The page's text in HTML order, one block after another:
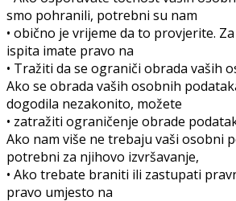
smo pohranili, potrebni su nam
• obično je vrijeme da to provjerite.
ispita imate pravo na
• Tražiti da se ograniči obrada vaših
Ako se obrada vaših osobnih
dogodila nezakonito, možete
• zatražiti ograničenje obrade
Ako nam više ne trebaju vaši osobni
potrebni za njihovo izvršavanje,
• Ako trebate braniti ili zastupati
pravo umjesto na